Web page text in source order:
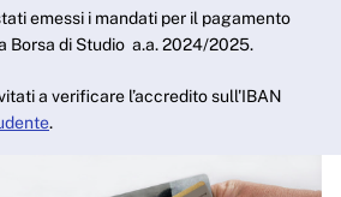
emessi i mandati per il pagamento
Borsa di Studio a.a. 2024/2025.
a verificare l’accredito sull'IBAN
.